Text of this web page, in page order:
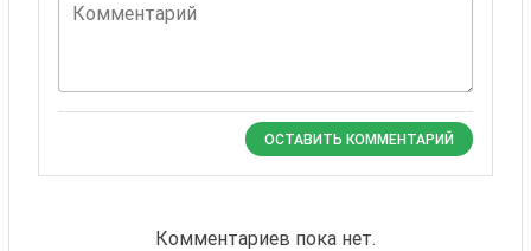
Комментарий
ОСТАВИТЬ КОММЕНТАРИЙ
Комментариев пока нет.